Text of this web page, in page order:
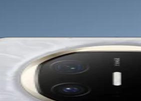
скрытых комиссий. Все цены на
в карточке товара.
Курьерская служба работает
сроки.
9 Pro простой и безопасной. Мы
характеристиками